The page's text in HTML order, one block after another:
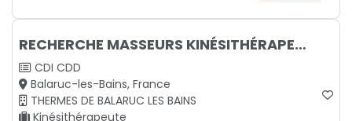
RECHERCHE MASSEURS KINÉSITHÉRAPEUTES (F/H)
CDI CDD
Balaruc-les-Bains, France
THERMES DE BALARUC LES BAINS
Kinésithérapeute